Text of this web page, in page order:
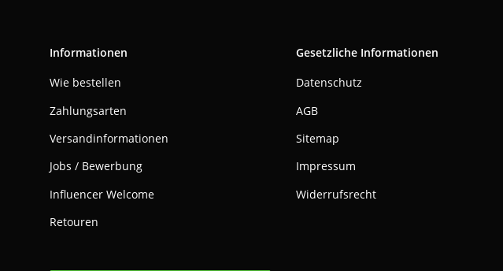
Informationen
Wie bestellen
Zahlungsarten
Versandinformationen
Jobs / Bewerbung
Influencer Welcome
Retouren
Gesetzliche Informationen
Datenschutz
AGB
Sitemap
Impressum
Widerrufsrecht